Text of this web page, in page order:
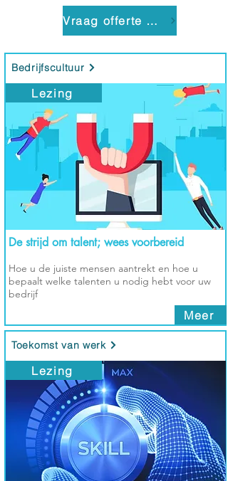
Vraag offerte aan
Bedrijfscultuur
Lezing
De strijd om talent; wees voorbereid
Hoe u de juiste mensen aantrekt en hoe u
bepaalt welke talenten u nodig hebt voor uw
bedrijf
Meer
Toekomst van werk
Lezing